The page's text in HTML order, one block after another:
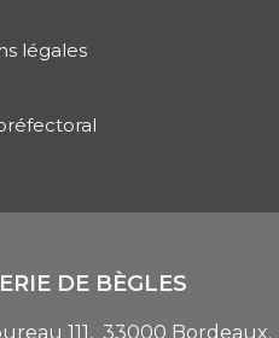
légales
DE BÈGLES
111, 33000 Bordeaux.